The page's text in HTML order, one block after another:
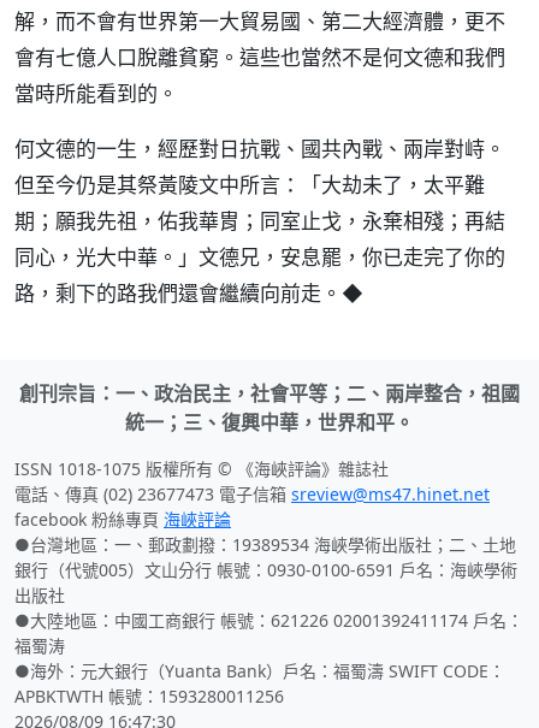
解，而不會有世界第一大貿易國、第二大經濟體，更不
會有七億人口脫離貧窮。這些也當然不是何文德和我們
當時所能看到的。
何文德的一生，經歷對日抗戰、國共內戰、兩岸對峙。
但至今仍是其祭黃陵文中所言：「大劫未了，太平難
期；願我先祖，佑我華胄；同室止戈，永棄相殘；再結
同心，光大中華。」文德兄，安息罷，你已走完了你的
路，剩下的路我們還會繼續向前走。◆
創刊宗旨：一、政治民主，社會平等；二、兩岸整合，祖國
統一；三、復興中華，世界和平。
ISSN 1018-1075 版權所有 © 《海峽評論》雜誌社
電話、傳真 (02) 23677473 電子信箱 sreview@ms47.hinet.net
facebook 粉絲專頁 海峽評論
●台灣地區：一、郵政劃撥：19389534 海峽學術出版社；二、土地
銀行（代號005）文山分行 帳號：0930-0100-6591 戶名：海峽學術
出版社
●大陸地區：中國工商銀行 帳號：621226 02001392411174 戶名：
福蜀涛
●海外：元大銀行（Yuanta Bank）戶名：福蜀濤 SWIFT CODE：
APBKTWTH 帳號：1593280011256
2026/08/09 16:47:30